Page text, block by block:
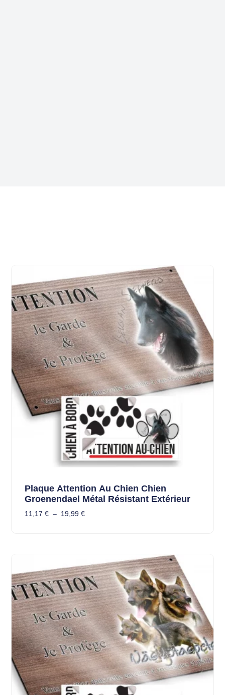
Plaque Attention Au Chien Chien
Groenendael Métal Résistant Extérieur
11,17 € – 19,99 €